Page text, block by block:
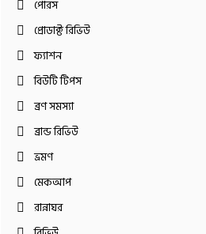
পোরস
প্রোডাক্ট রিভিউ
ফ্যাশন
বিউটি টিপস
ব্রণ সমস্যা
ব্রান্ড রিভিউ
ভ্রমণ
মেকআপ
রান্নাঘর